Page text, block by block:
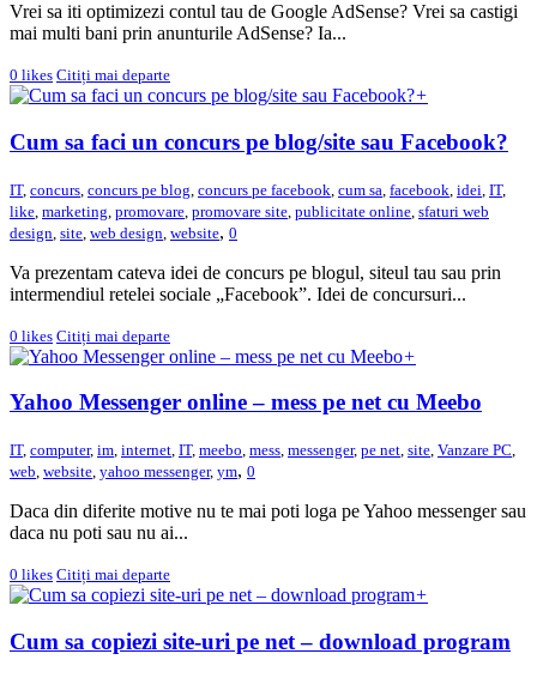
Vrei sa iti optimizezi contul tau de Google AdSense? Vrei sa castigi
mai multi bani prin anunturile AdSense? Ia...
0 likes Citiți mai departe
+
Cum sa faci un concurs pe blog/site sau Facebook?
IT, concurs concurs pe blog concurs pe facebook cum sa facebook idei IT,
like marketing promovare promovare site publicitate online sfaturi web
design site web design website, 0
Va prezentam cateva idei de concurs pe blogul, siteul tau sau prin
intermendiul retelei sociale „Facebook”. Idei de concursuri...
0 likes Citiți mai departe
+
Yahoo Messenger online – mess pe net cu Meebo
IT, computer, im, internet, IT, meebo, mess, messenger, pe net, site, Vanzare PC,
web, website, yahoo messenger, ym, 0
Daca din diferite motive nu te mai poti loga pe Yahoo messenger sau
daca nu poti sau nu ai...
0 likes Citiți mai departe
+
Cum sa copiezi site-uri pe net – download program